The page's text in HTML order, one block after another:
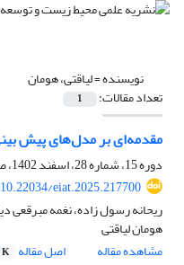
نویسنده =لیاقتی، هومان
تعداد مقالات: 1
مقدمه‌ای بر مدل‌های پیش
دوره 15، شماره 28، اسفند 1402، صفحه
10.22034/eiat.2025.217700
ریحانه رسول زاده، نغمه
هومان لیاقتی
مشاهده مقاله
اصل مقاله K